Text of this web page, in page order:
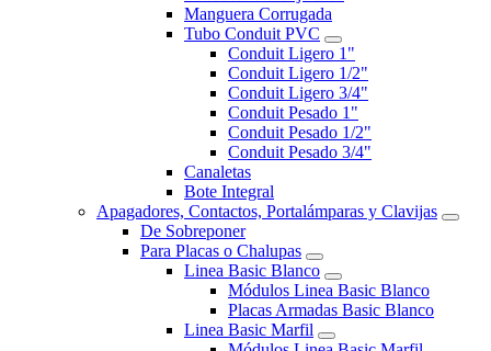
Manguera Corrugada
Tubo Conduit PVC
Conduit Ligero 1"
Conduit Ligero 1/2"
Conduit Ligero 3/4"
Conduit Pesado 1"
Conduit Pesado 1/2"
Conduit Pesado 3/4"
Canaletas
Bote Integral
Apagadores, Contactos, Portalámparas y Clavijas
De Sobreponer
Para Placas o Chalupas
Linea Basic Blanco
Módulos Linea Basic Blanco
Placas Armadas Basic Blanco
Linea Basic Marfil